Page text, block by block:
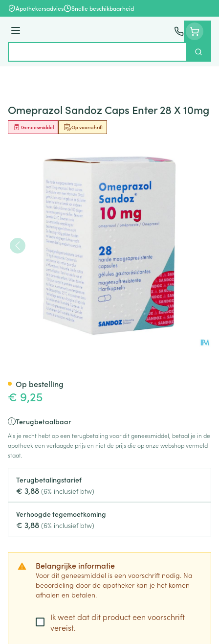
Ga naar de inhoud
Apothekersadvies Snelle beschikbaarheid
Menu
Zoek
Omeprazol Sandoz Caps Enter 28 X 10mg
Op voorschrift
Geneesmiddel
€ 9,25
Terugbetaalbaar
Als je recht hebt op een terugbetaling voor dit geneesmiddel, betaal je in de
apotheek een verlaagde prijs en niet de prijs die op onze webshop vermeld
staat.
Terugbetalingstarief
€ 3,88 (6% inclusief btw)
Verhoogde tegemoetkoming
€ 3,88 (6% inclusief btw)
Belangrijke informatie
Voor dit geneesmiddel is een voorschrift nodig. Na
beoordeling door de apotheker kan je het komen
afhalen en betalen.
Ik weet dat dit product een voorschrift
vereist.
Op bestelling